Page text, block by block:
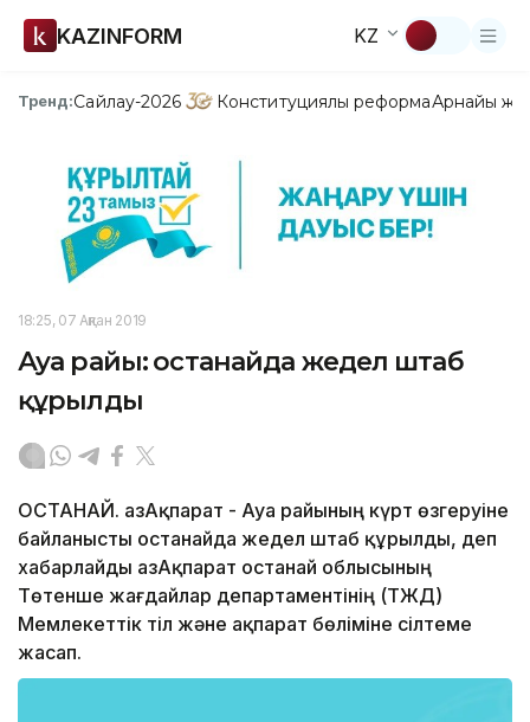
KAZINFORM KZ
Тренд:Сайлау-2026 Конституциялық реформаАрнайы
18:25, 07 Ақпан 2019
Ауа райы: Қостанайда жедел штаб
құрылды
ҚОСТАНАЙ. ҚазАқпарат - Ауа райының күрт өзгеруіне
байланысты Қостанайда жедел штаб құрылды, деп
хабарлайды ҚазАқпарат Қостанай облысының
Төтенше жағдайлар департаментінің (ТЖД)
Мемлекеттік тіл және ақпарат бөліміне сілтеме
жасап.